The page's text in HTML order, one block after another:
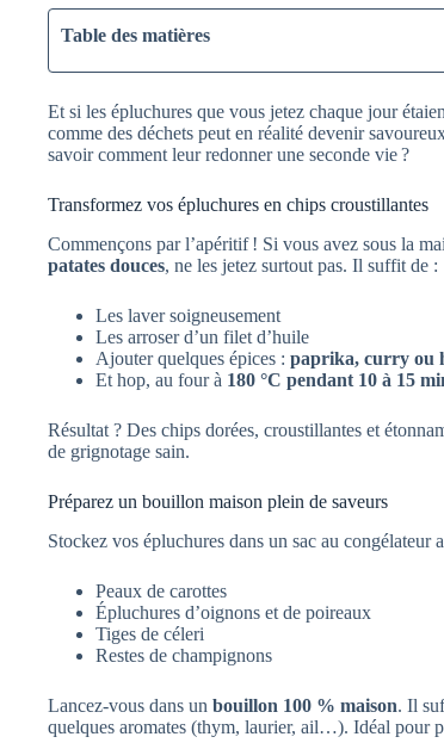
Table des matières
Et si les épluchures que vous jetez chaque jour
comme des déchets peut en réalité devenir
savoir comment leur redonner une seconde vie ?
Transformez vos épluchures en chips croustillantes
Commençons par l’apéritif ! Si vous avez sous la
patates douces, ne les jetez surtout pas. Il suffit de :
Les laver soigneusement
Les arroser d’un filet d’huile
Ajouter quelques épices : paprika, curry ou
Et hop, au four à 180 °C pendant 10 à 15
Résultat ? Des chips dorées, croustillantes et
de grignotage sain.
Préparez un bouillon maison plein de saveurs
Stockez vos épluchures dans un sac au
Peaux de carottes
Épluchures d’oignons et de poireaux
Tiges de céleri
Restes de champignons
Lancez-vous dans un bouillon 100 % maison. Il
quelques aromates (thym, laurier, ail…). Idéal pour